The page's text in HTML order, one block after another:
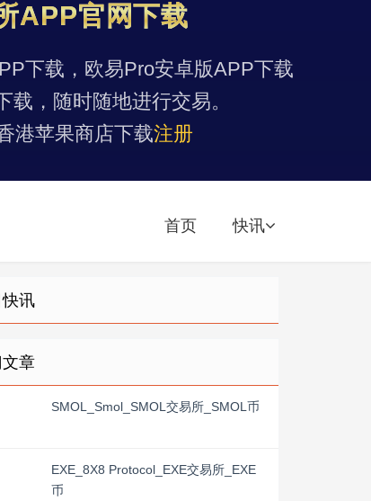
APP官网下载
下载，欧易Pro安卓版APP下载
载，随时随地进行交易。
港苹果商店下载注册
首页 快讯
讯
章
SMOL_Smol_SMOL交易所_SMOL币
EXE_8X8 Protocol_EXE交易所_EXE
币